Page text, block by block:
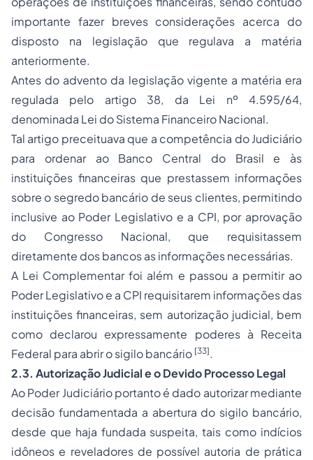
importante fazer breves considerações acerca do
disposto na legislação que regulava a matéria
anteriormente.
Antes do advento da legislação vigente a matéria era
regulada pelo artigo 38, da Lei nº 4.595/64,
denominada Lei do Sistema Financeiro Nacional.
Tal artigo preceituava que a competência do Judiciário
para ordenar ao Banco Central do Brasil e às
instituições financeiras que prestassem informações
sobre o segredo bancário de seus clientes, permitindo
inclusive ao Poder Legislativo e a CPI, por aprovação
do Congresso Nacional, que requisitassem
diretamente dos bancos as informações necessárias.
A Lei Complementar foi além e passou a permitir ao
Poder Legislativo e a CPI requisitarem informações das
instituições financeiras, sem autorização judicial, bem
como declarou expressamente poderes à Receita
Federal para abrir o sigilo bancário [33].
2.3. Autorização Judicial e o DevidoProcessoLegal
Ao Poder Judiciário portanto é dado autorizar mediante
decisão fundamentada a abertura do sigilo bancário,
desde que haja fundada suspeita, tais como indícios
idôneos e reveladores de possível autoria de prática